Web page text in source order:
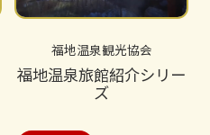
福地温泉観光協会
福地温泉旅館紹介シリー
ズ